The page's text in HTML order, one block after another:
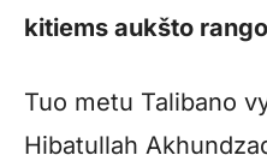
kitiems aukšto
Tuo metu Talibano
Hibatullah